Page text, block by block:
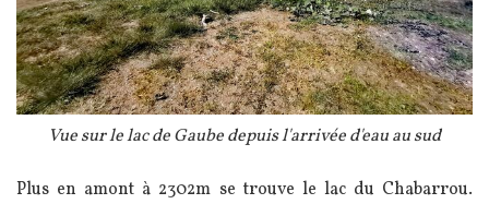
LégendeVue sur le lac de Gaube depuis l'arrivée d'eau au sud
Texte
Plus en amont à 2302m se trouve le lac du Chabarrou.